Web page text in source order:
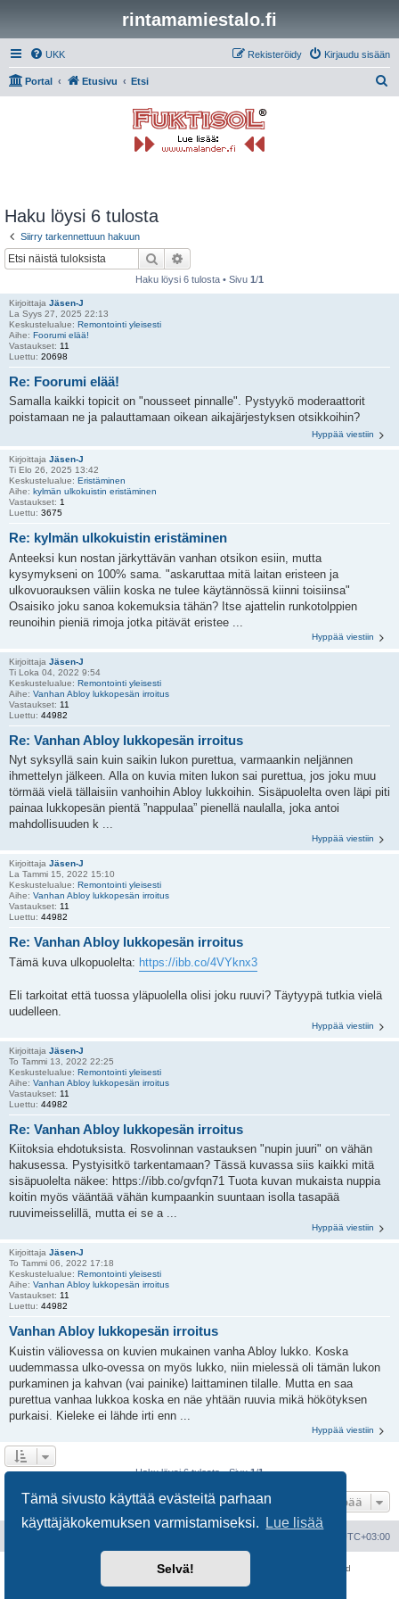
Tämä sivusto käyttää evästeitä parhaan
käyttäjäkokemuksen varmistamiseksi.
Lue lisää
Selvä!
rintamamiestalo.fi
UKK Kirjaudu sisään
Rekisteröidy
Portal Etusivu Etsi
Haku löysi 6 tulosta
Siirry tarkennettuun hakuun
Etsi
Haku löysi 6 tulosta • Sivu 1/1
Kirjoittaja Jäsen-J
La Syys 27, 2025 22:13
Keskustelualue: Remontointi yleisesti
Aihe: Foorumi elää!
Vastaukset: 11
Luettu: 20698
Re: Foorumi elää!
Samalla kaikki topicit on "nousseet pinnalle". Pystyykö moderaattorit
poistamaan ne ja palauttamaan oikean aikajärjestyksen otsikkoihin?
Hyppää viestiin
Kirjoittaja Jäsen-J
Ti Elo 26, 2025 13:42
Keskustelualue: Eristäminen
Aihe: kylmän ulkokuistin eristäminen
Vastaukset: 1
Luettu: 3675
Re: kylmän ulkokuistin eristäminen
Anteeksi kun nostan järkyttävän vanhan otsikon esiin, mutta
kysymykseni on 100% sama. "askaruttaa mitä laitan eristeen ja
ulkovuorauksen väliin koska ne tulee käytännössä kiinni toisiinsa"
Osaisiko joku sanoa kokemuksia tähän? Itse ajattelin runkotolppien
reunoihin pieniä rimoja jotka pitävät eristee ...
Hyppää viestiin
Kirjoittaja Jäsen-J
Ti Loka 04, 2022 9:54
Keskustelualue: Remontointi yleisesti
Aihe: Vanhan Abloy lukkopesän irroitus
Vastaukset: 11
Luettu: 44982
Re: Vanhan Abloy lukkopesän irroitus
Nyt syksyllä sain kuin saikin lukon purettua, varmaankin neljännen
ihmettelyn jälkeen. Alla on kuvia miten lukon sai purettua, jos joku muu
törmää vielä tällaisiin vanhoihin Abloy lukkoihin. Sisäpuolelta oven läpi piti
painaa lukkopesän pientä ”nappulaa” pienellä naulalla, joka antoi
mahdollisuuden k ...
Hyppää viestiin
Kirjoittaja Jäsen-J
La Tammi 15, 2022 15:10
Keskustelualue: Remontointi yleisesti
Aihe: Vanhan Abloy lukkopesän irroitus
Vastaukset: 11
Luettu: 44982
Re: Vanhan Abloy lukkopesän irroitus
Tämä kuva ulkopuolelta: https://ibb.co/4VYknx3
Eli tarkoitat että tuossa yläpuolella olisi joku ruuvi? Täytyypä tutkia vielä
uudelleen.
Hyppää viestiin
Kirjoittaja Jäsen-J
To Tammi 13, 2022 22:25
Keskustelualue: Remontointi yleisesti
Aihe: Vanhan Abloy lukkopesän irroitus
Vastaukset: 11
Luettu: 44982
Re: Vanhan Abloy lukkopesän irroitus
Kiitoksia ehdotuksista. Rosvolinnan vastauksen "nupin juuri" on vähän
hakusessa. Pystyisitkö tarkentamaan? Tässä kuvassa siis kaikki mitä
sisäpuolelta näkee: https://ibb.co/gvfqn71 Tuota kuvan mukaista nuppia
koitin myös vääntää vähän kumpaankin suuntaan isolla tasapää
ruuvimeisselillä, mutta ei se a ...
Hyppää viestiin
Kirjoittaja Jäsen-J
To Tammi 06, 2022 17:18
Keskustelualue: Remontointi yleisesti
Aihe: Vanhan Abloy lukkopesän irroitus
Vastaukset: 11
Luettu: 44982
Vanhan Abloy lukkopesän irroitus
Kuistin väliovessa on kuvien mukainen vanha Abloy lukko. Koska
uudemmassa ulko-ovessa on myös lukko, niin mielessä oli tämän lukon
purkaminen ja kahvan (vai painike) laittaminen tilalle. Mutta en saa
purettua vanhaa lukkoa koska en näe yhtään ruuvia mikä hökötyksen
purkaisi. Kieleke ei lähde irti enn ...
Hyppää viestiin
Haku löysi 6 tulosta • Sivu1/1
Hyppää
UTC+03:00
Keskustelufoorumin ohjelmistophpBB
® Forum Software © phpBB Limited
Käännös: phpBB Suomi (lurttinen, harritapio, Pettis)